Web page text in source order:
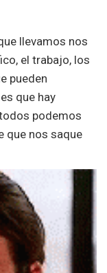
llevamos nos
el trabajo, los
pueden
que hay
podemos
que nos saque